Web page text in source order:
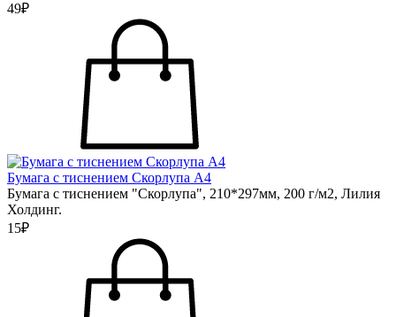
49₽
Бумага с тиснением Скорлупа А4
Бумага с тиснением "Скорлупа", 210*297мм, 200 г/м2, Лилия
Холдинг.
15₽